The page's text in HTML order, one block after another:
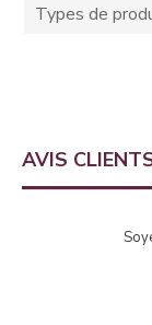
Types de
AVIS